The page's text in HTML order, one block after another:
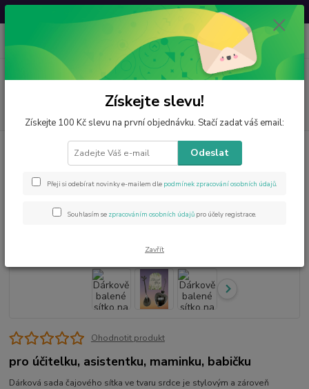
Svatovavřinecká sleva: 20 % s kódemVAVRINEC20
Menu
CZK 0
za
Novinky Dárkově balené sítko na čaj a lžička,kartička - Děkuji
Dárkově balené sítko na čaj a
Ohodnotit produkt
pro účitelku, asistentku, maminku, babičku
Dárková sada čajového sítka ve tvaru srdce je stylovým a zároveň
Získejte slevu!
Získejte 100 Kč slevu na první objednávku. Stačí zadat váš email:
Odeslat
Přeji si odebírat novinky e-mailem dle podmínek zpracování osobních údajů.
Souhlasím se zpracováním osobních údajů pro účely registrace.
Zavřít